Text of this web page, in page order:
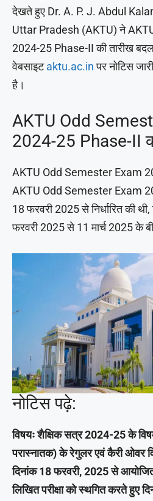
देखते हुए Dr. A. P. J. Abdul
Uttar Pradesh (AKTU) ने
2024-25 Phase-II की तारीख
वेबसाइटaktu.ac.inपर नोटिस
है।
AKTU Odd
2024-25 Phase-II
AKTU Odd Semester Exam
AKTU Odd Semester Exam
18 फरवरी 2025 से निर्धारित की
फरवरी 2025 से 11 मार्च 2025 के
नोटिस पढ़े:
विषयः शैक्षिक सत्र 2024-25 के
परास्नातक) के रेगुलर एवं कैरी ओवर
दिनांक 18 फरवरी, 2025 से
लिखित परीक्षा को स्थगित करते हुए